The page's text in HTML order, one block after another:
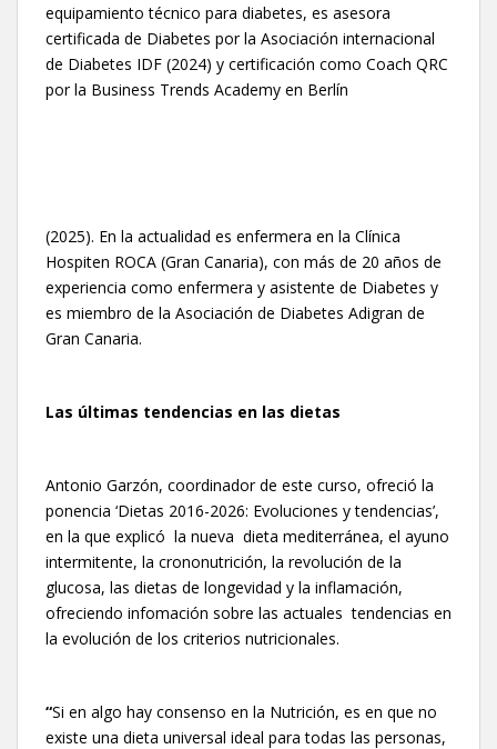
equipamiento técnico para diabetes, es asesora
certificada de Diabetes por la Asociación internacional
de Diabetes IDF (2024) y certificación como Coach QRC
por la Business Trends Academy en Berlín
(2025). En la actualidad es enfermera en la Clínica
Hospiten ROCA (Gran Canaria), con más de 20 años de
experiencia como enfermera y asistente de Diabetes y
es miembro de la Asociación de Diabetes Adigran de
Gran Canaria.
Las últimas tendencias en las dietas
Antonio Garzón, coordinador de este curso, ofreció la
ponencia ‘Dietas 2016-2026: Evoluciones y tendencias’,
en la que explicó la nueva dieta mediterránea, el ayuno
intermitente, la crononutrición, la revolución de la
glucosa, las dietas de longevidad y la inflamación,
ofreciendo infomación sobre las actuales tendencias en
la evolución de los criterios nutricionales.
“Si en algo hay consenso en la Nutrición, es en que no
existe una dieta universal ideal para todas las personas,